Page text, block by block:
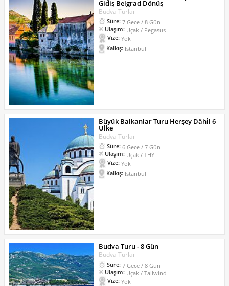
Gidiş Belgrad Dönüş
Budva Turları
Süre: 7 Gece / 8 Gün
Ulaşım: Uçak / Pegasus
Vize: Yok
Kalkış: İstanbul
Büyük Balkanlar Turu Herşey Dâhi̇l 6
Ülke
Budva Turları
Süre: 6 Gece / 7 Gün
Ulaşım: Uçak / THY
Vize: Yok
Kalkış: İstanbul
Budva Turu - 8 Gün
Budva Turları
Süre: 7 Gece / 8 Gün
Ulaşım: Uçak / Tailwind
Vize: Yok